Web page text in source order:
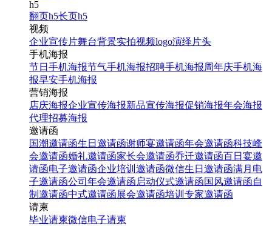
找相似
翻页H5
国庆活动宣传红色大气国
庆节宣传海报
找相似
手机海报
h5
翻页h5长页h5
视频
企业宣传片舞台背景实拍视频logo演绎 片头
手机海报
节日手机海报节气手机海报招聘手机海报周年庆手机海
报早安手机海报
营销海报
店庆海报企业宣传海报新品宣传海报促销海报年会海报
代理招募海报
邀请函
国潮邀请函生日邀请函谢师宴邀请函年会邀请函科技峰
会邀请函婚礼邀请函家长会邀请函乔迁邀请函百日宴邀
请函电子邀请函企业培训邀请函微信生日邀请函满月电
子邀请函公司年会邀请函 启动仪式邀请函国风邀请函自
制邀请函中式邀请函展会邀请函培训专家邀请函
请柬
毕业请柬微信电子请柬